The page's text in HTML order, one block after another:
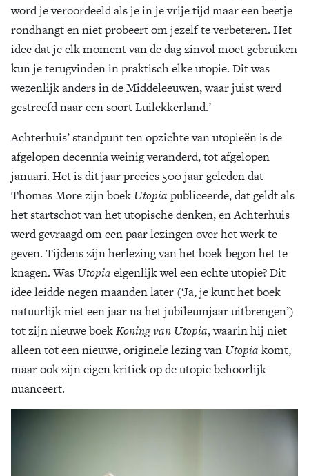
word je veroordeeld als je in je vrije tijd maar een beetje
rondhangt en niet probeert om jezelf te verbeteren. Het
idee dat je elk moment van de dag zinvol moet gebruiken
kun je terugvinden in praktisch elke utopie. Dit was
wezenlijk anders in de Middeleeuwen, waar juist werd
gestreefd naar een soort Luilekkerland.’
Achterhuis’ standpunt ten opzichte van utopieën is de
afgelopen decennia weinig veranderd, tot afgelopen
januari. Het is dit jaar precies 500 jaar geleden dat
Thomas More zijn boek Utopia publiceerde, dat geldt als
het startschot van het utopische denken, en Achterhuis
werd gevraagd om een paar lezingen over het werk te
geven. Tijdens zijn herlezing van het boek begon het te
knagen. Was Utopia eigenlijk wel een echte utopie? Dit
idee leidde negen maanden later (‘Ja, je kunt het boek
natuurlijk niet een jaar na het jubileumjaar uitbrengen’)
tot zijn nieuwe boekKoning van Utopia, waarin hij niet
alleen tot een nieuwe, originele lezing van Utopia komt,
maar ook zijn eigen kritiek op de utopie behoorlijk
nuanceert.